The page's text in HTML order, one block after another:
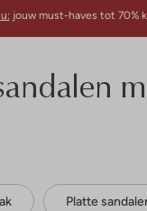
jouw must-haves tot 70%
Platte